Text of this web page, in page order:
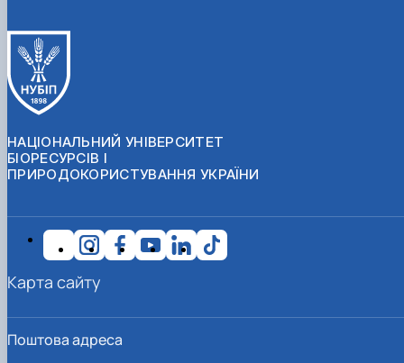
НАЦІОНАЛЬНИЙ УНІВЕРСИТЕТ
БІОРЕСУРСІВ І
ПРИРОДОКОРИСТУВАННЯ УКРАЇНИ
Поштова адреса
Карта сайту